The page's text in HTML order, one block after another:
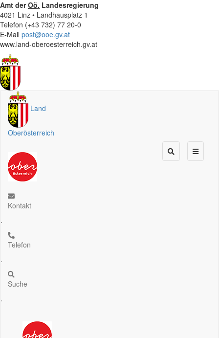
Amt derOö. Landesregierung
4021 Linz • Landhausplatz 1
Telefon (+43 732) 77 20-0
E-Mail post@ooe.gv.at
www.land-oberoesterreich.gv.at
Land
Oberösterreich
Kontakt
.
Telefon
.
Suche
.